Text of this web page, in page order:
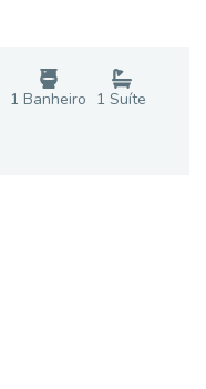
1 Banheiro 1 Suíte